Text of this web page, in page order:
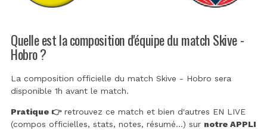
Quelle est la composition d'équipe du match Skive -
Hobro ?
La composition officielle du match Skive - Hobro sera
disponible 1h avant le match.
Pratique 👉retrouvez ce match et bien d'autres EN LIVE
(compos officielles, stats, notes, résumé...) sur notre APPLI